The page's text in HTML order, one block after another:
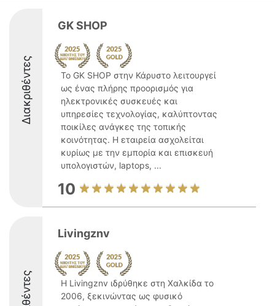
Διακριθέντες
GK SHOP
Το GK SHOP στην Κάρυστο λειτουργεί
ως ένας πλήρης προορισμός για
ηλεκτρονικές συσκευές και
υπηρεσίες τεχνολογίας, καλύπτοντας
ποικίλες ανάγκες της τοπικής
κοινότητας. Η εταιρεία ασχολείται
κυρίως με την εμπορία και επισκευή
υπολογιστών, laptops, ...
10
Livingznv
Η Livingznv ιδρύθηκε στη Χαλκίδα το
2006, ξεκινώντας ως φυσικό